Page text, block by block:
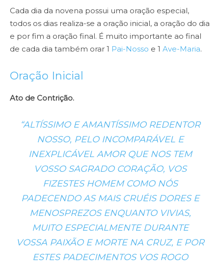
Cada dia da novena possui uma oração especial,
todos os dias realiza-se a oração inicial, a oração do dia
e por fim a oração final. É muito importante ao final
de cada dia também orar 1 Pai-Nosso e 1 Ave-Maria.
Oração Inicial
Ato de Contrição.
“ALTÍSSIMO E AMANTÍSSIMO REDENTOR
NOSSO, PELO INCOMPARÁVEL E
INEXPLICÁVEL AMOR QUE NOS TEM
VOSSO SAGRADO CORAÇÃO, VOS
FIZESTES HOMEM COMO NÓS
PADECENDO AS MAIS CRUÉIS DORES E
MENOSPREZOS ENQUANTO VIVIAS,
MUITO ESPECIALMENTE DURANTE
VOSSA PAIXÃO E MORTE NA CRUZ, E POR
ESTES PADECIMENTOS VOS ROGO